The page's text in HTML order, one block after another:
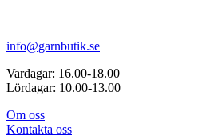
info@garnbutik.se
Vardagar: 16.00-18.00
Lördagar: 10.00-13.00
Om oss
Kontakta oss